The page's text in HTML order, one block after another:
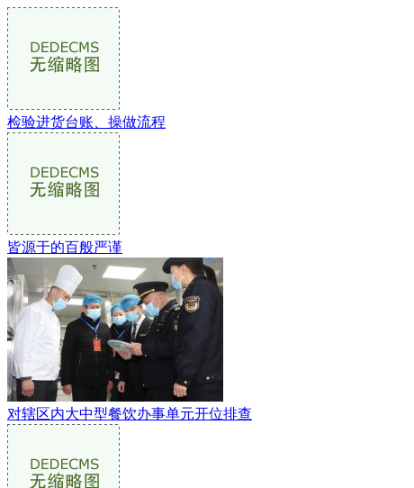
检验进货台账、操做流程
皆源于的百般严谨
对辖区内大中型餐饮办事单元开位排查